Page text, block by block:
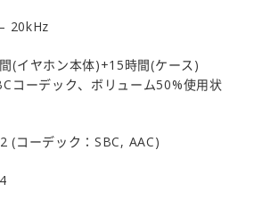
20kHz
(イヤホン本体)+15時間(ケース)
コーデック、ボリューム50%使用状
(コーデック：SBC, AAC)